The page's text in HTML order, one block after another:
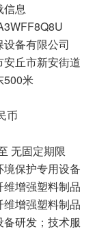
信息
备有限公司
安丘市新安街道
500米
币
无固定期限
保护专用设备
增强塑料制品
增强塑料制品
研发；技术服